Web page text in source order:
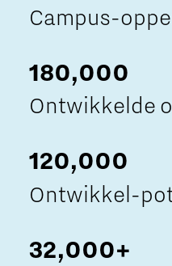
Campus-
180,000
Ontwikkelde
120,000
Ontwikkel-
32,000+